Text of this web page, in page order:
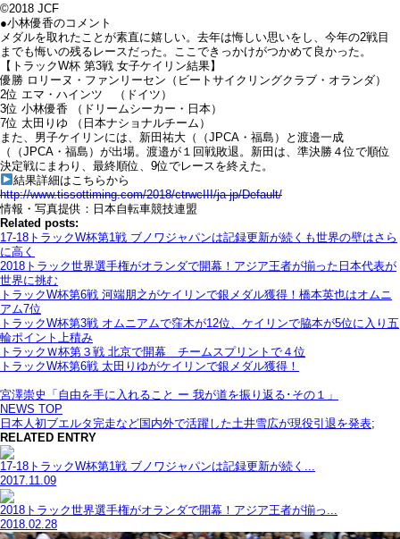
©2018 JCF
●小林優香のコメント
メダルを取れたことが素直に嬉しい。去年は悔しい思いをし、今年の2戦目
までも悔いの残るレースだった。ここできっかけがつかめて良かった。
【トラックW杯 第3戦 女子ケイリン結果】
優勝 ロリーヌ・ファンリーセン（ビートサイクリングクラブ・オランダ）
2位 エマ・ハインツ （ドイツ）
3位 小林優香 （ドリームシーカー・日本）
7位 太田りゆ （日本ナショナルチーム）
また、男子ケイリンには、新田祐大（（JPCA・福島）と渡邉一成
（（JPCA・福島）が出場。渡邉が１回戦敗退。新田は、準決勝４位で順位
決定戦にまわり、最終順位、9位でレースを終えた。
結果詳細はこちらから
http://www.tissottiming.com/2018/ctrwcIII/ja-jp/Default/
情報・写真提供：日本自転車競技連盟
Related posts:
17-18トラックW杯第1戦 ブノワジャパンは記録更新が続くも世界の壁はさら
に高く
2018トラック世界選手権がオランダで開幕！アジア王者が揃った日本代表が
世界に挑む
トラックW杯第6戦 河端朋之がケイリンで銀メダル獲得！橋本英也はオムニ
アム7位
トラックW杯第3戦 オムニアムで窪木が12位、ケイリンで脇本が5位に入り五
輪ポイント上積み
トラックＷ杯第３戦 北京で開幕 チームスプリントで４位
トラックW杯第6戦 太田りゆがケイリンで銀メダル獲得！
宮澤崇史「自由を手に入れること ー 我が道を振り返る･その１」
NEWS TOP
日本人初ブエルタ完走など国内外で活躍した土井雪広が現役引退を発表;
RELATED ENTRY
17-18トラックW杯第1戦 ブノワジャパンは記録更新が続く...
2017.11.09
2018トラック世界選手権がオランダで開幕！アジア王者が揃っ...
2018.02.28